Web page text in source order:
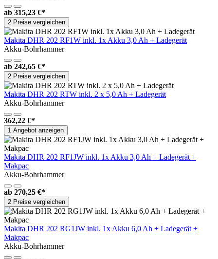
ab 315,23 €*
2 Preise vergleichen
Makita DHR 202 RF1W inkl. 1x Akku 3,0 Ah + Ladegerät
Akku-Bohrhammer
ab 242,65 €*
2 Preise vergleichen
Makita DHR 202 RTW inkl. 2 x 5,0 Ah + Ladegerät
Akku-Bohrhammer
362,22 €*
1 Angebot anzeigen
Makita DHR 202 RF1JW inkl. 1x Akku 3,0 Ah + Ladegerät +
Makpac
Akku-Bohrhammer
ab 270,25 €*
2 Preise vergleichen
Makita DHR 202 RG1JW inkl. 1x Akku 6,0 Ah + Ladegerät +
Makpac
Akku-Bohrhammer